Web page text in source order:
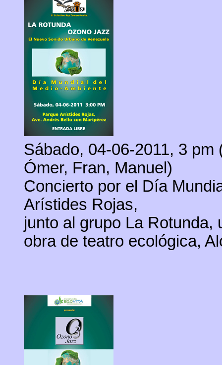
Sábado, 04-06-2011, 3
Ómer, Fran, Manuel)
Concierto por el Día
Arístides Rojas,
junto al grupo La Rotunda,
obra de teatro ecológica,